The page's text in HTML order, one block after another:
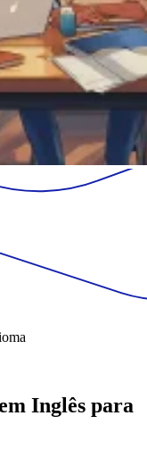
Inglês para